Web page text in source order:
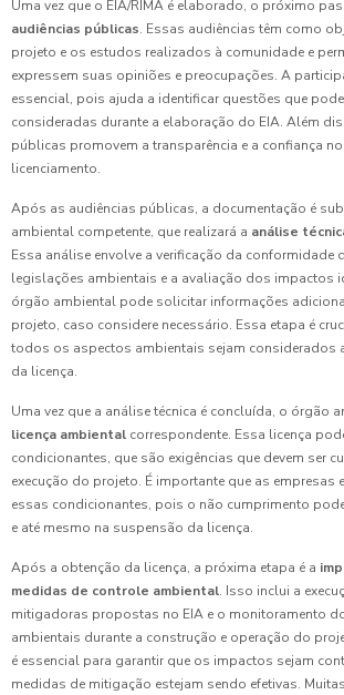
Uma vez que o EIA/RIMA é elaborado, o próximo
audiências públicas. Essas audiências têm como
projeto e os estudos realizados à comunidade e
expressem suas opiniões e preocupações. A
essencial, pois ajuda a identificar questões que
consideradas durante a elaboração do EIA. Além
públicas promovem a transparência e a confiança
licenciamento.
Após as audiências públicas, a documentação é
ambiental competente, que realizará a análise
Essa análise envolve a verificação da conformidade
legislações ambientais e a avaliação dos impactos
órgão ambiental pode solicitar informações
projeto, caso considere necessário. Essa etapa é
todos os aspectos ambientais sejam considerados
da licença.
Uma vez que a análise técnica é concluída, o órgão
licença ambiental correspondente. Essa licença
condicionantes, que são exigências que devem ser
execução do projeto. É importante que as empresas
essas condicionantes, pois o não cumprimento
e até mesmo na suspensão da licença.
Após a obtenção da licença, a próxima etapa é a
medidas de controle ambiental. Isso inclui a
mitigadoras propostas no EIA e o monitoramento
ambientais durante a construção e operação do
é essencial para garantir que os impactos sejam
medidas de mitigação estejam sendo efetivas.